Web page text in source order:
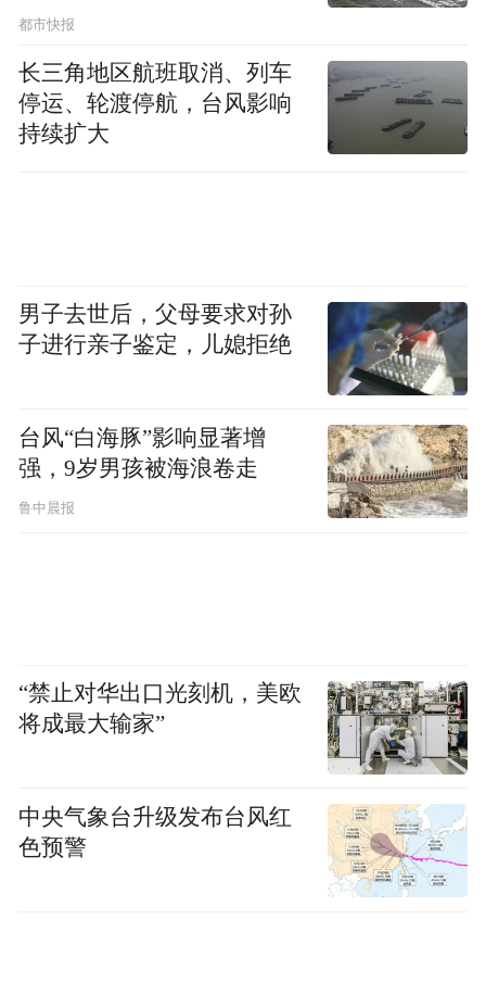
都市快报
长三角地区航班取消、列车
停运、轮渡停航，台风影响
持续扩大
男子去世后，父母要求对孙
子进行亲子鉴定，儿媳拒绝
台风“白海豚”影响显著增
强，9岁男孩被海浪卷走
鲁中晨报
“禁止对华出口光刻机，美欧
将成最大输家”
中央气象台升级发布台风红
色预警